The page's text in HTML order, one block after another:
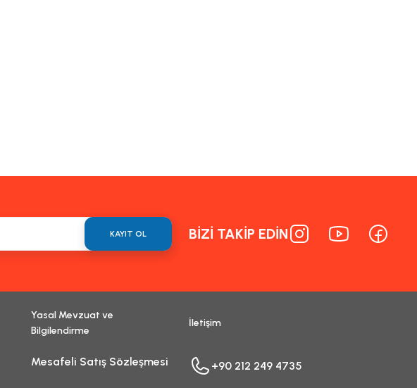
KAYIT OL BİZİ TAKİP EDİN
Yasal Mevzuat ve
Bilgilendirme
Mesafeli Satış Sözleşmesi
İletişim
+90 212 249 4735